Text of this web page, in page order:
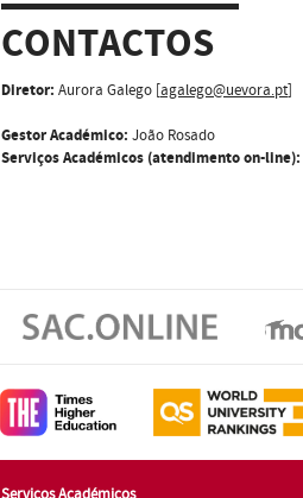
CONTACTOS
Diretor: Aurora Galego [agalego@uevora.pt]
Gestor Académico: João Rosado
Serviços Académicos (atendimento on-line):